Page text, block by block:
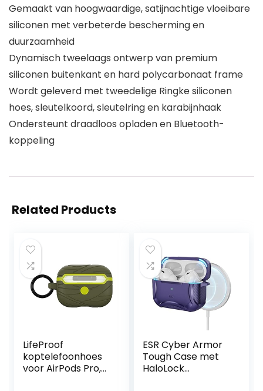
Gemaakt van hoogwaardige, satijnachtige vloeibare
siliconen met verbeterde bescherming en
duurzaamheid
Dynamisch tweelaags ontwerp van premium
siliconen buitenkant en hard polycarbonaat frame
Wordt geleverd met tweedelige Ringke siliconen
hoes, sleutelkoord, sleutelring en karabijnhaak
Ondersteunt draadloos opladen en Bluetooth-
koppeling
Related Products
LifeProof
koptelefoonhoes
voor AirPods Pro,
ESR Cyber Armor
Tough Case met
HaloLock